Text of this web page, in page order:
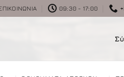
09:30 - 17:00